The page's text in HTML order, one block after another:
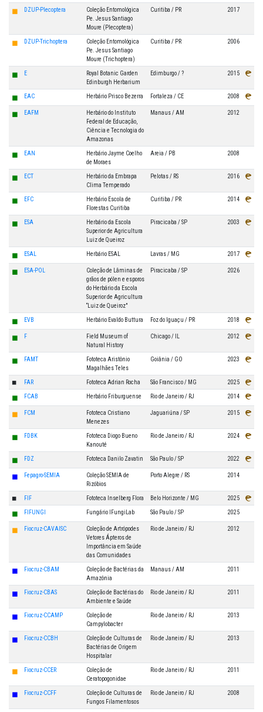
◼ DZUP-Plecoptera
Coleção Entomológica
Pe. Jesus Santiago
Moure (Plecoptera)
Curitiba / PR 2017
◼ DZUP-Trichoptera
Coleção Entomológica
Pe. Jesus Santiago
Moure (Trichoptera)
Curitiba / PR 2006
◼ E
Royal Botanic Garden
Edinburgh Herbarium
Edimburgo / ? 2015
◼ EAC Herbário Prisco Bezerra Fortaleza / CE 2008
◼ EAFM
Herbário do Instituto
Federal de Educação,
Ciência e Tecnologia do
Amazonas
Manaus / AM 2012
◼ EAN
Herbário Jayme Coelho
de Moraes
Areia / PB 2008
◼ ECT
Herbário da Embrapa
Clima Temperado
Pelotas / RS 2016
◼ EFC
Herbário Escola de
Florestas Curitiba
Curitiba / PR 2014
◼ ESA
Herbário da Escola
Superior de Agricultura
Luiz de Queiroz
Piracicaba / SP 2003
◼ ESAL Herbário ESAL Lavras / MG 2017
◼ ESA-POL
Coleção de Lâminas de
grãos de pólen e esporos
do Herbário da Escola
Superior de Agricultura
“Luiz de Queiroz"
Piracicaba / SP 2026
◼ EVB Herbário Evaldo Buttura Foz do Iguaçu / PR 2018
◼ F
Field Museum of
Natural History
Chicago / IL 2012
◼ FAMT
Fototeca Aristônio
Magalhães Teles
Goiânia / GO 2023
◼ FAR Fototeca Adrian Rocha São Francisco / MG 2025
◼ FCAB Herbário Friburguense Rio de Janeiro / RJ 2014
◼ FCM
Fototeca Cristiano
Menezes
Jaguariúna / SP 2015
◼ FDBK
Fototeca Diogo Bueno
Kanouté
Rio de Janeiro / RJ 2024
◼ FDZ Fototeca Danilo Zavatin São Paulo / SP 2022
◼ Fepagro-SEMIA
Coleção SEMIA de
Rizóbios
Porto Alegre / RS 2014
◼ FIF Fototeca Inselberg Flora Belo Horizonte / MG 2025
◼ FIFUNGI Fungário IFungiLab São Paulo / SP 2025
◼ Fiocruz-CAVAISC
Coleção de Artrópodes
Vetores Ápteros de
Importância em Saúde
das Comunidades
Rio de Janeiro / RJ 2012
◼ Fiocruz-CBAM
Coleção de Bactérias da
Amazônia
Manaus / AM 2011
◼ Fiocruz-CBAS
Coleção de Bactérias do
Ambiente e Saúde
Rio de Janeiro / RJ 2011
◼ Fiocruz-CCAMP
Coleção de
Campylobacter
Rio de Janeiro / RJ 2013
◼ Fiocruz-CCBH
Coleção de Culturas de
Bactérias de Origem
Hospitalar
Rio de Janeiro / RJ 2013
◼ Fiocruz-CCER
Coleção de
Ceratopogonidae
Rio de Janeiro / RJ 2011
◼ Fiocruz-CCFF
Coleção de Culturas de
Fungos Filamentosos
Rio de Janeiro / RJ 2008